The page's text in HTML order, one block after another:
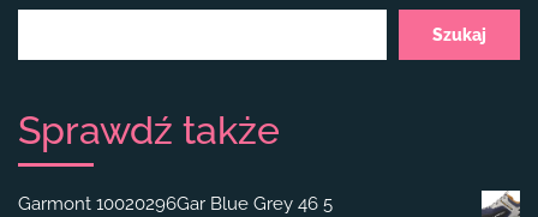
Szukaj
Sprawdź także
Garmont 10020296Gar Blue Grey 46 5